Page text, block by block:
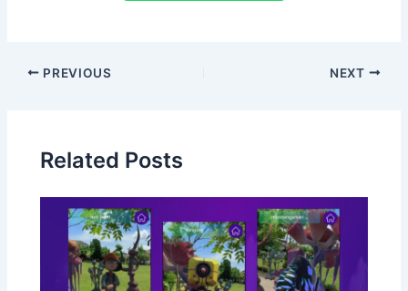
PREVIOUS NEXT
Related Posts